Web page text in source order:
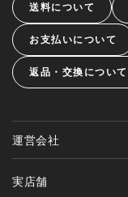
送料について
お支払いについて
返品・交換について
運営会社
実店舗